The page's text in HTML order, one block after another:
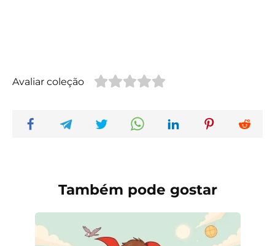
Avaliar coleção
Também pode gostar